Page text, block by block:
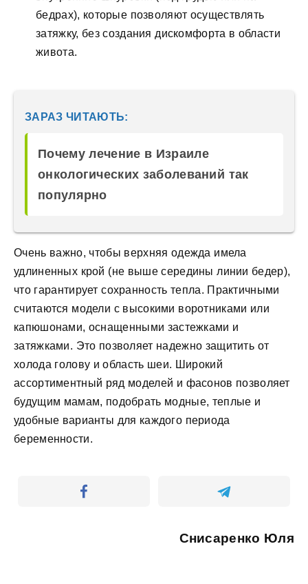
бедрах), которые позволяют осуществлять
затяжку, без создания дискомфорта в области
живота.
ЗАРАЗ ЧИТАЮТЬ:
Почему лечение в Израиле
онкологических заболеваний так
популярно
Очень важно, чтобы верхняя одежда имела
удлиненных крой (не выше середины линии бедер),
что гарантирует сохранность тепла. Практичными
считаются модели с высокими воротниками или
капюшонами, оснащенными застежками и
затяжками. Это позволяет надежно защитить от
холода голову и область шеи. Широкий
ассортиментный ряд моделей и фасонов позволяет
будущим мамам, подобрать модные, теплые и
удобные варианты для каждого периода
беременности.
Снисаренко Юля